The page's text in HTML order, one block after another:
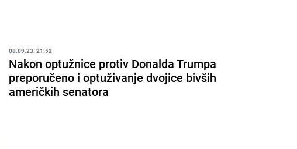
08.09.23. 21:52
Nakon optužnice protiv Donalda Trumpa
preporučeno i optuživanje dvojice bivših
američkih senatora